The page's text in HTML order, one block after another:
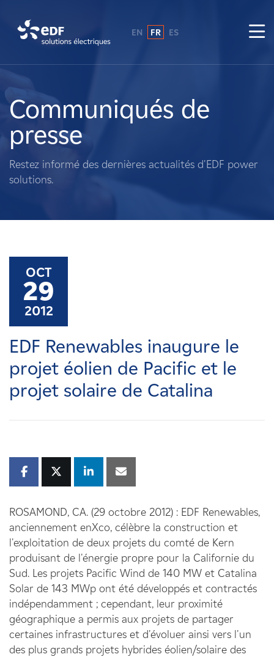
A propos de nous
Ce que nous faisons
Propriétaires fonciers
Carrières
Nouvelles
Contactez-nous
Affiliés
EN FR ES
Communiqués de
presse
Restez informé des dernières actualités d'EDF power
solutions.
OCT
29
2012
EDF Renewables inaugure le
projet éolien de Pacific et le
projet solaire de Catalina
ROSAMOND, CA. (29 octobre 2012) : EDF Renewables,
anciennement enXco, célèbre la construction et
l'exploitation de deux projets du comté de Kern
produisant de l'énergie propre pour la Californie du
Sud. Les projets Pacific Wind de 140 MW et Catalina
Solar de 143 MWp ont été développés et contractés
indépendamment ; cependant, leur proximité
géographique a permis aux projets de partager
certaines infrastructures et d'évoluer ainsi vers l'un
des plus grands projets hybrides éolien/solaire des